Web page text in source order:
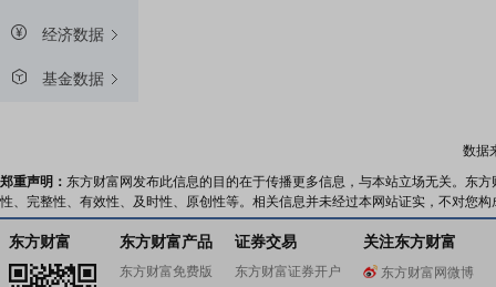
经济数据
基金数据
数据
郑重声明： 东方财富网发布此信息的目的在于传播更多信息，与本站立场无关。东
性、完整性、有效性、及时性、原创性等。相关信息并未经过本网站证实，不对您
东方财富 东方财富产品
东方财富免费版
证券交易
东方财富证券开户
关注东方财富
东方财富网微博